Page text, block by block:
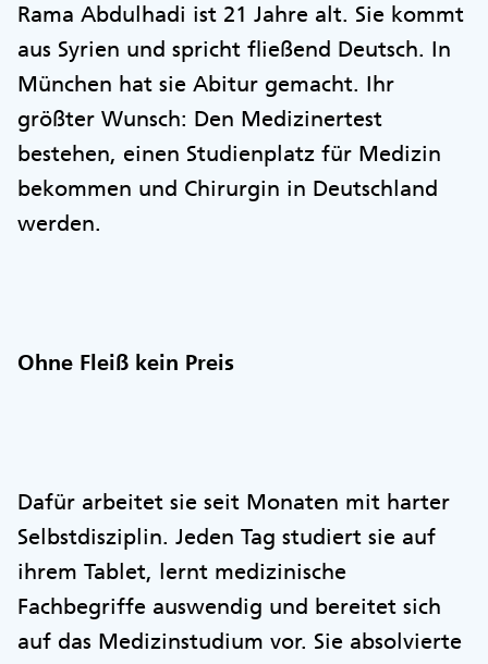
Rama Abdulhadi ist 21 Jahre alt. Sie kommt
aus Syrien und spricht fließend Deutsch. In
München hat sie Abitur gemacht. Ihr
größter Wunsch: Den Medizinertest
bestehen, einen Studienplatz für Medizin
bekommen und Chirurgin in Deutschland
werden.
Ohne Fleiß kein Preis
Dafür arbeitet sie seit Monaten mit harter
Selbstdisziplin. Jeden Tag studiert sie auf
ihrem Tablet, lernt medizinische
Fachbegriffe auswendig und bereitet sich
auf das Medizinstudium vor. Sie absolvierte